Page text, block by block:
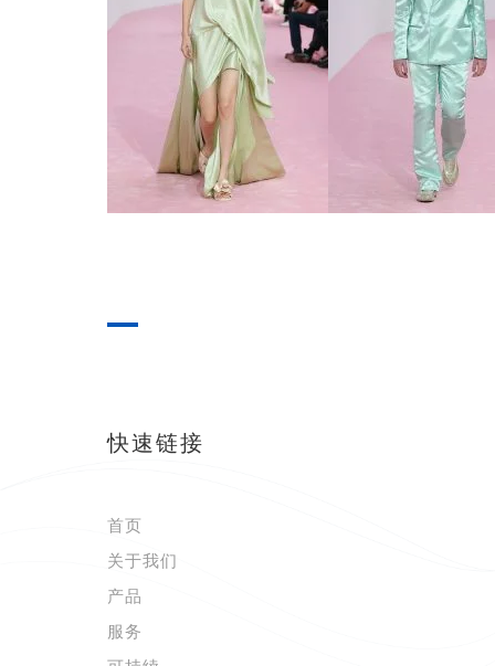
快速链接
首页
关于我们
产品
服务